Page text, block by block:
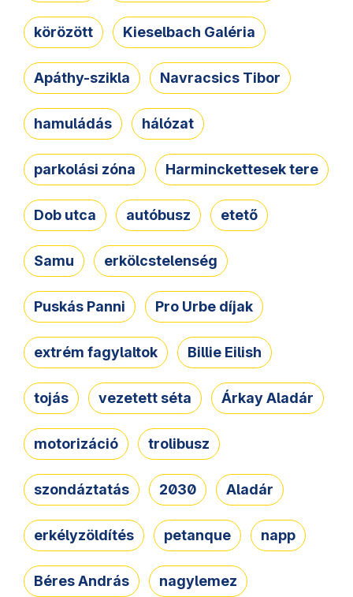
körözött Kieselbach Galéria
Apáthy-szikla Navracsics Tibor
hamuládás hálózat
parkolási zóna Harminckettesek tere
Dob utca autóbusz etető
Samu erkölcstelenség
Puskás Panni Pro Urbe díjak
extrém fagylaltok Billie Eilish
tojás vezetett séta Árkay Aladár
motorizáció trolibusz
szondáztatás 2030 Aladár
erkélyzöldítés petanque napp
Béres András nagylemez